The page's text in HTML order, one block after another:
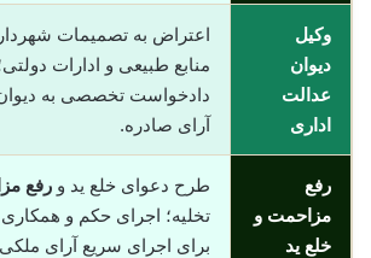
وکیل
دیوان
عدالت
اداری
اعتراض به تصمیمات
منابع طبیعی و ادارات
دادخواست تخصصی به
آرای صادره.
رفع
مزاحمت و
خلع ید
طرح دعوای خلع ید و رفع
تخلیه؛ اجرای حکم و همکاری
برای اجرای سریع آرای